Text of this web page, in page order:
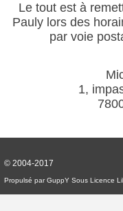
Le tout est à
Pauly lors des
par voie
1,
© 2004-2017
Propulsé par GuppY Sous Licence